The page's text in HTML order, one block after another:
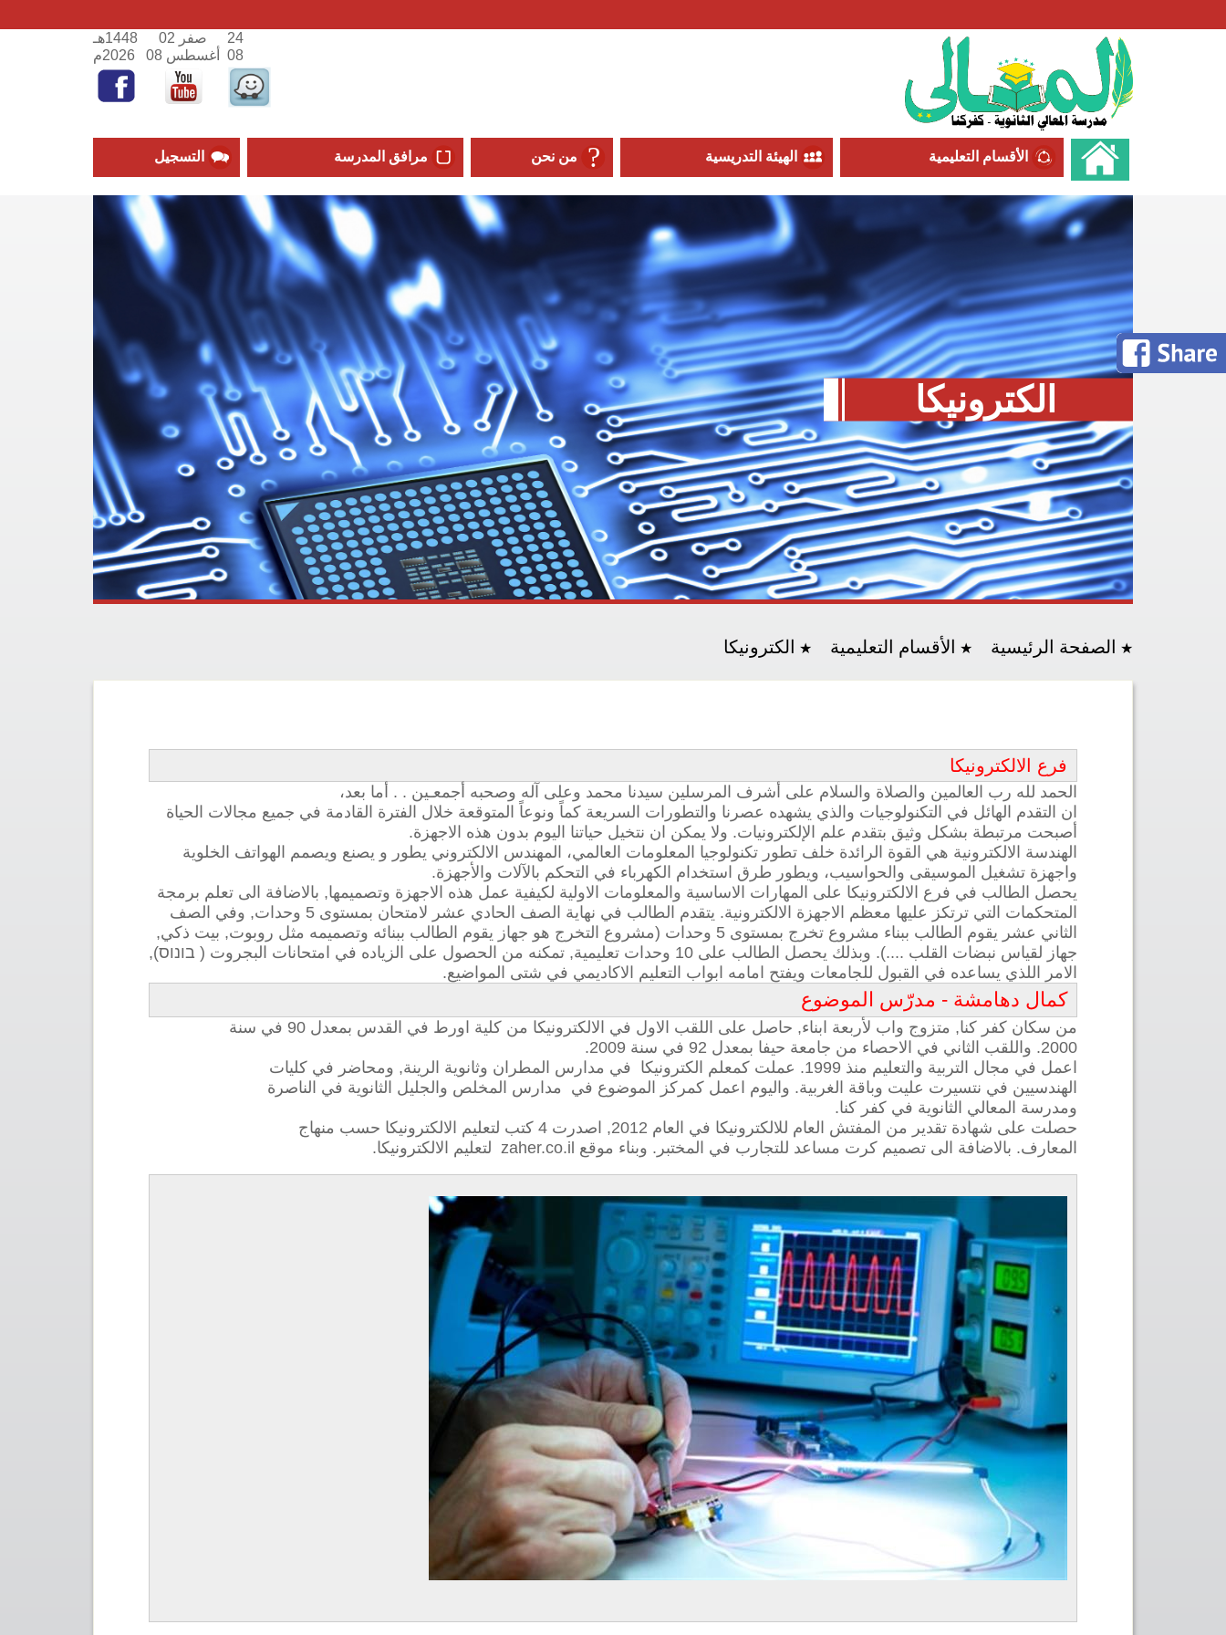
24 صفر 02
1448هـ
08
أغسطس 08 2026م
الأقسام التعليمية الهيئة التدريسية من نحن مرافق المدرسة التسجيل
الكترونيكا
الصفحة الرئيسية الأقسام التعليمية الكترونيكا
فرع الالكترونيكا
الحمد لله رب العالمين والصلاة والسلام على أشرف المرسلين سيدنا محمد وعلى آله وصحبه أجمعـين . . أما بعد،
ان التقدم الهائل في التكنولوجيات والذي يشهده عصرنا والتطورات السريعة كماً ونوعاً المتوقعة خلال الفترة القادمة في جميع مجالات الحياة
أصبحت مرتبطة بشكل وثيق بتقدم علم الإلكترونيات. ولا يمكن ان نتخيل حياتنا اليوم بدون هذه الاجهزة.
الهندسة الالكترونية هي القوة الرائدة خلف تطور تكنولوجيا المعلومات العالمي، المهندس الالكتروني يطور و يصنع ويصمم الهواتف الخلوية
واجهزة تشغيل الموسيقى والحواسيب، ويطور طرق استخدام الكهرباء في التحكم بالآلات والأجهزة.
يحصل الطالب في فرع الالكترونيكا على المهارات الاساسية والمعلومات الاولية لكيفية عمل هذه الاجهزة وتصميمها, بالاضافة الى تعلم برمجة
المتحكمات التي ترتكز عليها معظم الاجهزة الالكترونية. يتقدم الطالب في نهاية الصف الحادي عشر لامتحان بمستوى 5 وحدات, وفي الصف
الثاني عشر يقوم الطالب ببناء مشروع تخرج بمستوى 5 وحدات (مشروع التخرج هو جهاز يقوم الطالب ببنائه وتصميمه مثل روبوت, بيت ذكي,
جهاز لقياس نبضات القلب ....). وبذلك يحصل الطالب على 10 وحدات تعليمية, تمكنه من الحصول على الزياده في امتحانات البجروت ( בונוס),
الامر اللذي يساعده في القبول للجامعات ويفتح امامه ابواب التعليم الاكاديمي في شتى المواضيع.
كمال دهامشة - مدرّس الموضوع
من سكان كفر كنا, متزوج واب لأربعة ابناء, حاصل على اللقب الاول في الالكترونيكا من كلية اورط في القدس بمعدل 90 في سنة
2000. واللقب الثاني في الاحصاء من جامعة حيفا بمعدل 92 في سنة 2009.
اعمل في مجال التربية والتعليم منذ 1999. عملت كمعلم الكترونيكا في مدارس المطران وثانوية الرينة, ومحاضر في كليات
الهندسيين في نتسيرت عليت وباقة الغربية. واليوم اعمل كمركز الموضوع في مدارس المخلص والجليل الثانوية في الناصرة
ومدرسة المعالي الثانوية في كفر كنا.
حصلت على شهادة تقدير من المفتش العام للالكترونيكا في العام 2012, اصدرت 4 كتب لتعليم الالكترونيكا حسب منهاج
المعارف. بالاضافة الى تصميم كرت مساعد للتجارب في المختبر. وبناء موقع zaher.co.il لتعليم الالكترونيكا.